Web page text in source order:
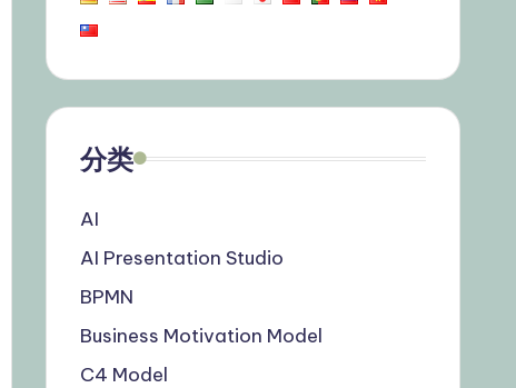
分类
AI
AI Presentation Studio
BPMN
Business Motivation Model
C4 Model